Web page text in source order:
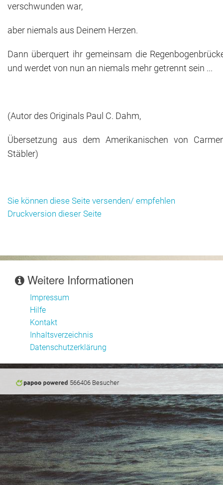
verschwunden war,
aber niemals aus Deinem Herzen.
Dann überquert ihr gemeinsam die
und werdet von nun an niemals mehr getrennt sein ...
(Autor des Originals Paul C. Dahm,
Übersetzung aus dem Amerikanischen von
Stäbler)
Sie können diese Seite versenden/ empfehlen
Druckversion dieser Seite
Weitere Informationen
Impressum
Hilfe
Kontakt
Inhaltsverzeichnis
Datenschutzerklärung
566406 Besucher